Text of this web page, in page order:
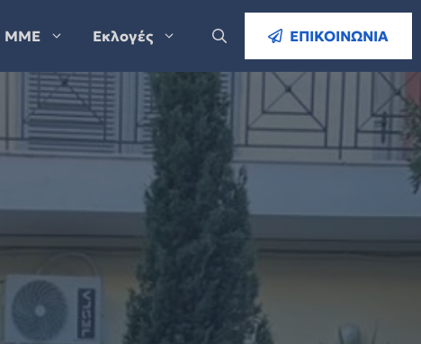
ΜΜΕ Εκλογές ΕΠΙΚΟΙΝΩΝΙΑ